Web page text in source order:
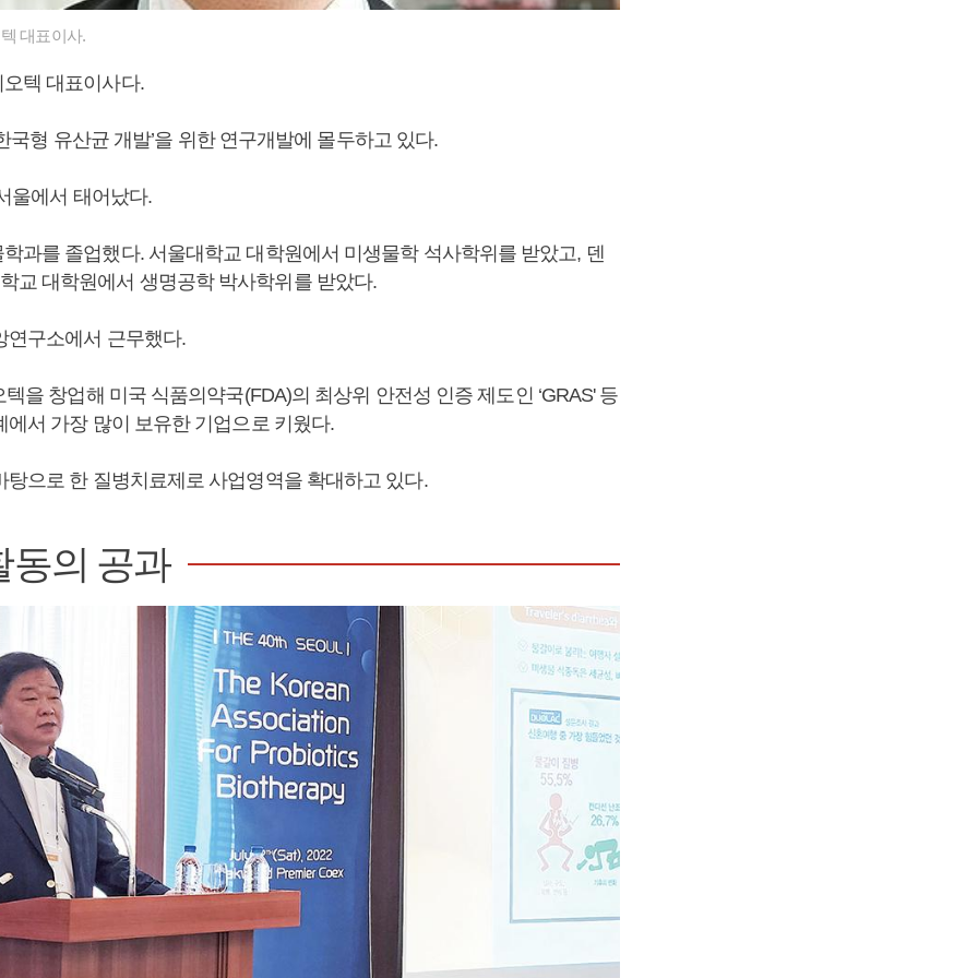
대표이사.
텍 대표이사다.
한국형 유산균 개발’을 위한 연구개발에 몰두하고 있다.
울에서 태어났다.
과를 졸업했다. 서울대학교 대학원에서 미생물학 석사학위를 받았고, 덴
교 대학원에서 생명공학 박사학위를 받았다.
연구소에서 근무했다.
을 창업해 미국 식품의약국(FDA)의 최상위 안전성 인증 제도인 ‘GRAS' 등
에서 가장 많이 보유한 기업으로 키웠다.
탕으로 한 질병치료제로 사업영역을 확대하고 있다.
동의 공과